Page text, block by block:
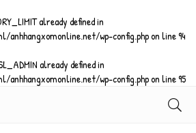
already defined in
wp-config.phpon line94
already defined in
wp-config.phpon line95